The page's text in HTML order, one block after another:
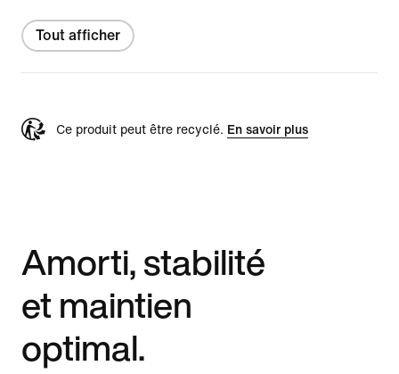
Tout afficher
Ce produit peut être recyclé. En savoir plus
Amorti, stabilité
et maintien
optimal.